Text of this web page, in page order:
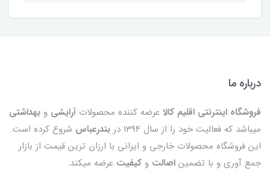
درباره ما
فروشگاه اینترنتی اقلیم کالا عرضه کننده محصولات آرایشی و بهداشتی
میباشد که فعالیت خود را از سال 1394 در
بندرعباس شروع کرده است.
این فروشگاه محصولات خارجی و ایرانی با ارزان ترین قیمت از بازار
جمع آوری و با تضمین اصالت و کیفیت عرضه میکند.